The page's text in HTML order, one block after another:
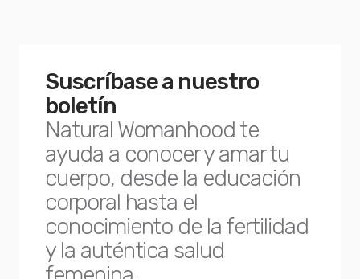
Suscríbase a nuestro
boletín
Natural Womanhood te
ayuda a conocer y amar tu
cuerpo, desde la educación
corporal hasta el
conocimiento de la fertilidad
y la auténtica salud